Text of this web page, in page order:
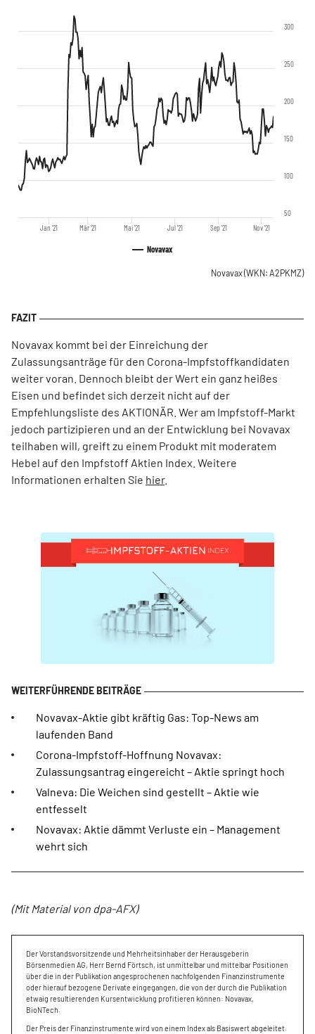
Novavax
Jan '21 Mär '21 Mai '21 Jul '21 Sep '21 Nov '21
50
100
150
200
250
300
Novavax(WKN: A2PKMZ)
Novavax kommt bei der Einreichung der
Zulassungsanträge für den Corona-Impfstoffkandidaten
weiter voran. Dennoch bleibt der Wert ein ganz heißes
Eisen und befindet sich derzeit nicht auf der
Empfehlungsliste des AKTIONÄR. Wer am Impfstoff-Markt
jedoch partizipieren und an der Entwicklung bei Novavax
teilhaben will, greift zu einem Produkt mit moderatem
Hebel auf den Impfstoff Aktien Index. Weitere
Informationen erhalten Sie hier.
Novavax-Aktie gibt kräftig Gas: Top-News am
laufenden Band
Corona-Impfstoff-Hoffnung Novavax:
Zulassungsantrag eingereicht – Aktie springt hoch
Valneva: Die Weichen sind gestellt – Aktie wie
entfesselt
Novavax: Aktie dämmt Verluste ein – Management
wehrt sich
(Mit Material von dpa-AFX)
Der Vorstandsvorsitzende und Mehrheitsinhaber der Herausgeberin
Börsenmedien AG, Herr Bernd Förtsch, ist unmittelbar und mittelbar Positionen
über die in der Publikation angesprochenen nachfolgenden Finanzinstrumente
oder hierauf bezogene Derivate eingegangen, die von der durch die Publikation
etwaig resultierenden Kursentwicklung profitieren können: Novavax,
BioNTech.
Der Preis der Finanzinstrumente wird von einem Index als Basiswert abgeleitet.